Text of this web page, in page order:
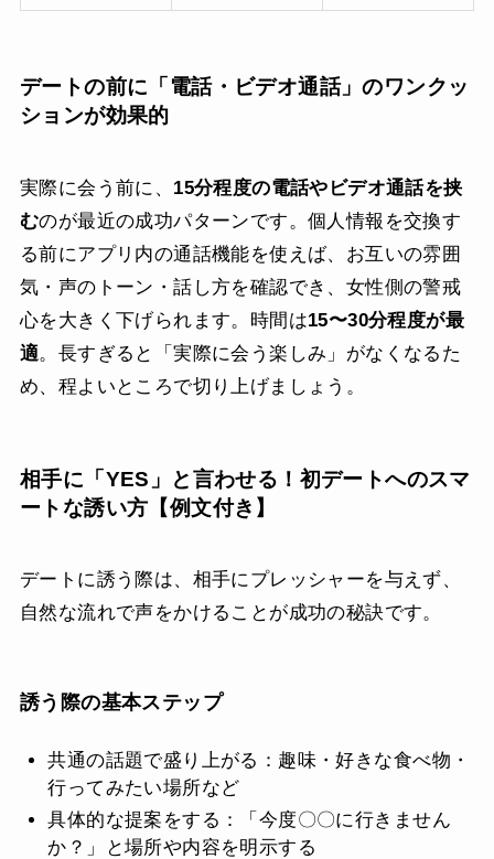
デートの前に「電話・ビデオ通話」のワンクッ
ションが効果的
実際に会う前に、 15分程度の電話やビデオ通話を挟
むのが最近の成功パターンです。個人情報を交換す
る前にアプリ内の通話機能を使えば、お互いの雰囲
気・声のトーン・話し方を確認でき、女性側の警戒
心を大きく下げられます。時間は15〜30分程度が最
適。長すぎると「実際に会う楽しみ」がなくなるた
め、程よいところで切り上げましょう。
相手に「YES」と言わせる！初デートへのスマ
ートな誘い方【例文付き】
デートに誘う際は、相手にプレッシャーを与えず、
自然な流れで声をかけることが成功の秘訣です。
誘う際の基本ステップ
共通の話題で盛り上がる：趣味・好きな食べ物・
行ってみたい場所など
具体的な提案をする：「今度〇〇に行きません
か？」と場所や内容を明示する